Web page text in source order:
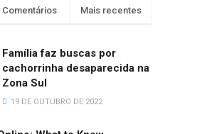
Comentários Mais recentes
Família faz buscas por
cachorrinha desaparecida na
Zona Sul
19 DE OUTUBRO DE 2022